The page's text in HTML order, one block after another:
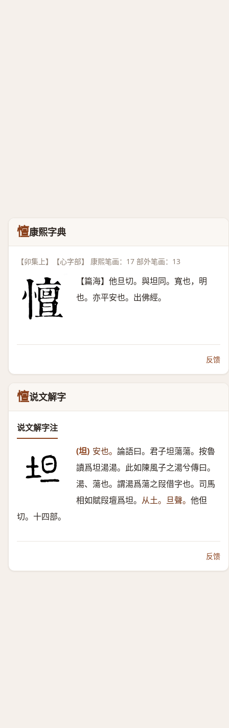
憻康熙字典
【卯集上】【心字部】 康熙笔画：17 部外笔画：13
【篇海】他旦切。與坦同。寬也，明
也。亦平安也。出佛經。
反馈
憻说文解字
说文解字注
(坦) 安也。 論語曰。君子坦蕩蕩。按魯
讀爲坦湯湯。此如陳風子之湯兮傳曰。
湯、蕩也。謂湯爲蕩之叚借字也。司馬
相如賦叚壇爲坦。 从土。旦聲。 他但
切。十四部。
反馈